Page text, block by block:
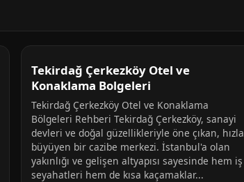
Tekirdağ Çerkezköy Otel ve
Konaklama Bolgeleri
Tekirdağ Çerkezköy Otel ve Konaklama
Bölgeleri Rehberi Tekirdağ Çerkezköy, sanayi
devleri ve doğal güzellikleriyle öne çıkan, hızla
büyüyen bir cazibe merkezi. İstanbul'a olan
yakınlığı ve gelişen altyapısı sayesinde hem iş
seyahatleri hem de kısa kaçamaklar...